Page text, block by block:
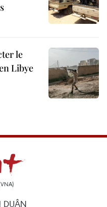
le
Libye
DUÂN